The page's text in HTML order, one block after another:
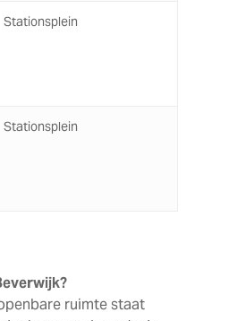
Stationsplein
Stationsplein
ruimte staat